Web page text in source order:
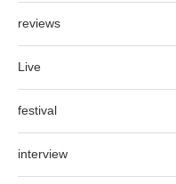
reviews
Live
festival
interview